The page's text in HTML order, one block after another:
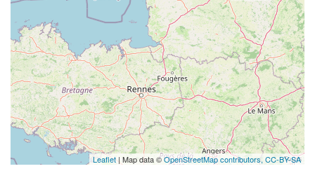
Leaflet| Map data ©OpenStreetMap contributors, CC-BY-SA